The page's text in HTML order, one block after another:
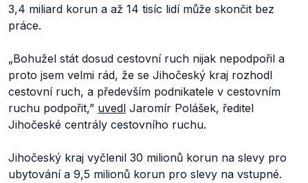
3,4 miliard korun a až 14 tisíc lidí může skončit bez
práce.
„Bohužel stát dosud cestovní ruch nijak nepodpořil a
proto jsem velmi rád, že se Jihočeský kraj rozhodl
cestovní ruch, a především podnikatele v cestovním
ruchu podpořit,” uvedl Jaromír Polášek, ředitel
Jihočeské centrály cestovního ruchu.
Jihočeský kraj vyčlenil 30 milionů korun na slevy pro
ubytování a 9,5 milionů korun pro slevy na vstupné.